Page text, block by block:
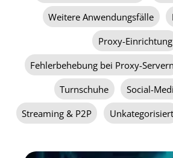
Weitere Anwendungsfälle
Proxy-Einrichtung
Fehlerbehebung bei Proxy-Servern
Turnschuhe Social-
Streaming & P2P Unkategorisiert